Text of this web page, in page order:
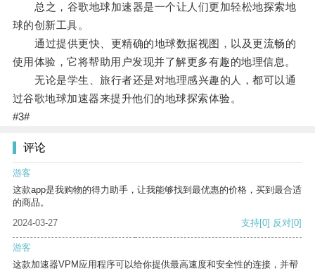
总之，谷歌地球加速器是一个让人们更加轻松地探索地
球的创新工具。
通过提供更快、更精确的地球数据视图，以及更流畅的
使用体验，它将帮助用户发现并了解更多有趣的地理信息。
无论是学生、旅行者还是对地理感兴趣的人，都可以通
过谷歌地球加速器来提升他们的地球探索体验。
#3#
评论
游客
这款app是我购物的得力助手，让我能够找到最优惠的价格，买到最合适
的商品。
2024-03-27
支持[0] 反对[0]
游客
这款加速器VPM应用程序可以给你提供最高速度和安全性的连接，并帮